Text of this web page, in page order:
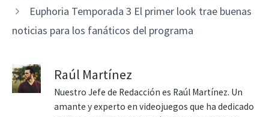
Euphoria Temporada 3 El primer look trae buenas
noticias para los fanáticos del programa
Raúl Martínez
Nuestro Jefe de Redacción es Raúl Martínez. Un
amante y experto en videojuegos que ha dedicado